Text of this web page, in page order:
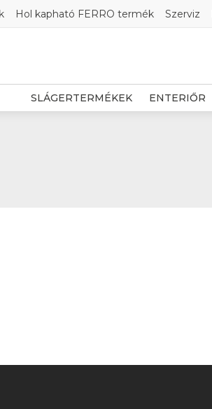
Hol kapható FERRO termék Szerviz
SLÁGERTERMÉKEK ENTERIŐR